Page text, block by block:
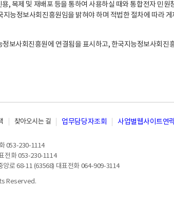
, 복제 및 재배포 등을 통하여 사용하실 때와 통합전자 민
능정보사회진흥원임을 밝혀야 하며 적법한 절차에 따라
보사회진흥원에 연결됨을 표시하고, 한국지능정보사회
찾아오시는 길 업무담당자조회 사업별웹사이트연
053-230-1114
전화 053-230-1114
앙로 68-11 (63568) 대표전화 064-909-3114
Reserved.